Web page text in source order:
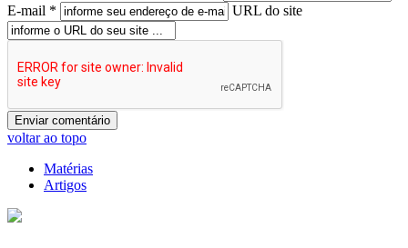
E-mail *
URL do site
voltar ao topo
Matérias
Artigos